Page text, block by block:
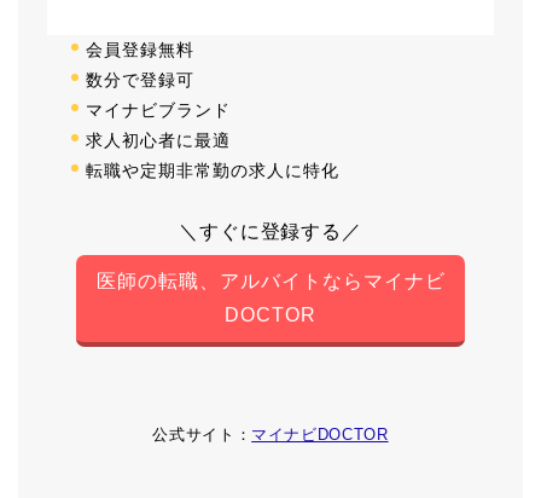
会員登録無料
数分で登録可
マイナビブランド
求人初心者に最適
転職や定期非常勤の求人に特化
＼すぐに登録する／
医師の転職、アルバイトならマイナビ
DOCTOR
公式サイト： マイナビDOCTOR